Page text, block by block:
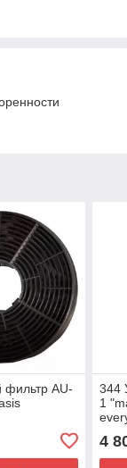
фильтр AU-
344
1
4